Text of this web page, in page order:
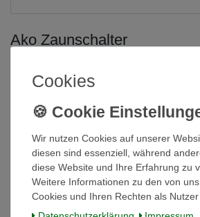
Ako Zaunschalter
Weidezaunanlage
Mit den AKO Zaunschaltern hast du
über deine Weidezaunanlage.
oder aus, ohne das gesamte System
Cookies
Wir nutzen Cookies auf unserer
diesen sind essenziell, während
diese Website und Ihre Erfahrung zu
Weitere Informationen zu den von
Cookies und Ihren Rechten als